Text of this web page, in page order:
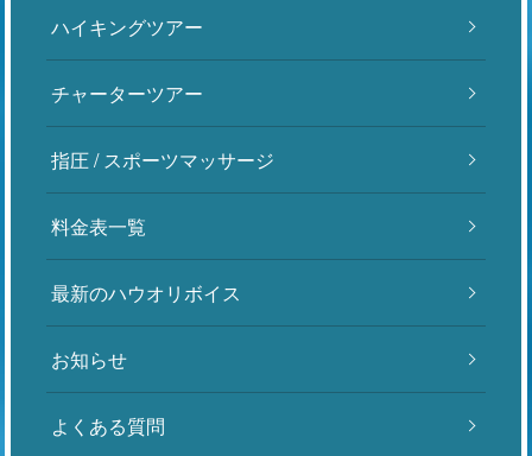
ハイキングツアー
チャーターツアー
指圧 / スポーツマッサージ
料金表一覧
最新のハウオリボイス
お知らせ
よくある質問